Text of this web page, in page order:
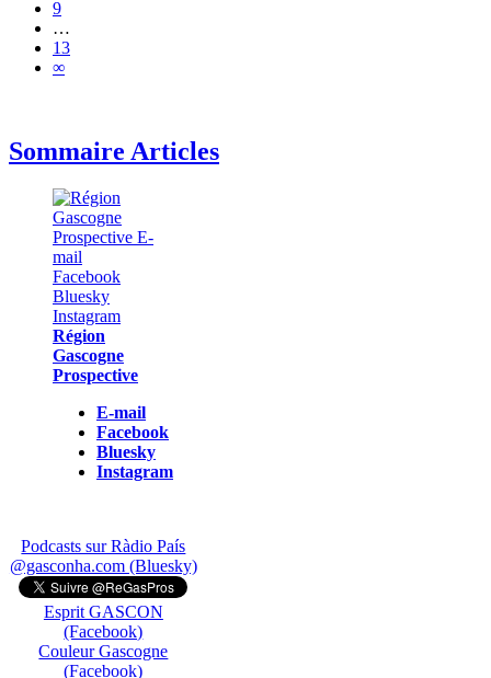
9
…
13
∞
Sommaire Articles
Région
Gascogne
Prospective
E-mail
Facebook
Bluesky
Instagram
Podcasts sur Ràdio País
@gasconha.com (Bluesky)
Esprit GASCON
(Facebook)
Couleur Gascogne
(Facebook)